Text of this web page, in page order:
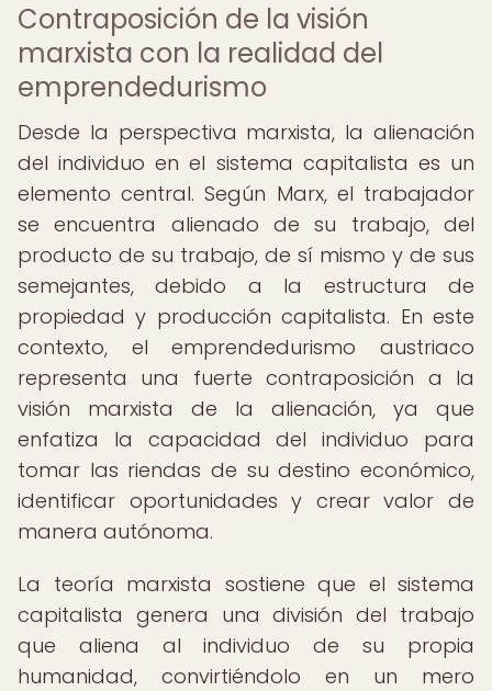
Contraposición de la visión
marxista con la realidad del
emprendedurismo
Desde la perspectiva marxista, la alienación
del individuo en el sistema capitalista es un
elemento central. Según Marx, el trabajador
se encuentra alienado de su trabajo, del
producto de su trabajo, de sí mismo y de sus
semejantes, debido a la estructura de
propiedad y producción capitalista. En este
contexto, el emprendedurismo austriaco
representa una fuerte contraposición a la
visión marxista de la alienación, ya que
enfatiza la capacidad del individuo para
tomar las riendas de su destino económico,
identificar oportunidades y crear valor de
manera autónoma.
La teoría marxista sostiene que el sistema
capitalista genera una división del trabajo
que aliena al individuo de su propia
humanidad, convirtiéndolo en un mero